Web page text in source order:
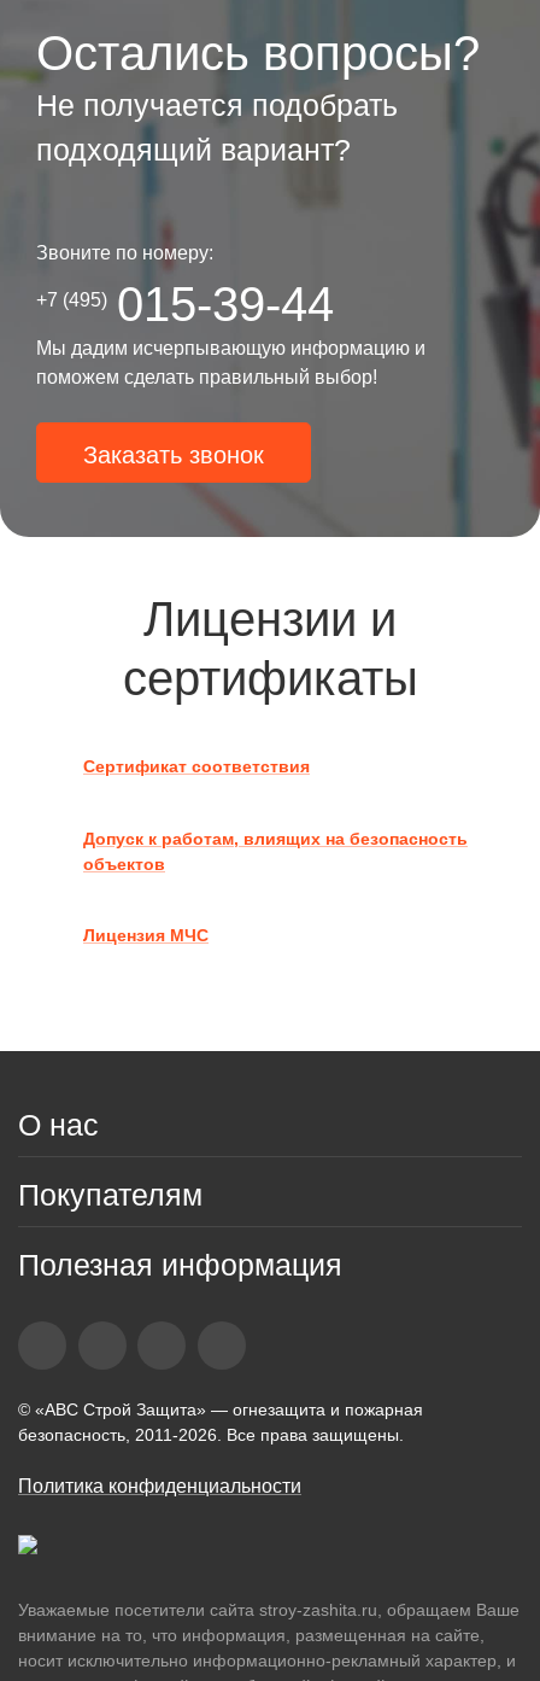
Остались вопросы?
Не получается подобрать
подходящий вариант?
Звоните по номеру:
+7 (495) 015-39-44
Мы дадим исчерпывающую информацию и
поможем сделать правильный выбор!
Заказать звонок
Лицензии и
сертификаты
Сертификат соответствия
Допуск к работам, влиящих на безопасность
объектов
Лицензия МЧС
О нас
Покупателям
Полезная информация
© «АВС Строй Защита» — огнезащита и пожарная
безопасность, 2011-2026. Все права защищены.
Политика конфиденциальности
Уважаемые посетители сайта stroy-zashita.ru, обращаем Ваше
внимание на то, что информация, размещенная на сайте,
носит исключительно информационно-рекламный характер, и